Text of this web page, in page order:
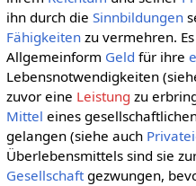
ihn durch die Sinnbildungen
Fähigkeitenzu vermehren.
Allgemeinform Geld für ihre
Lebensnotwendigkeiten
zuvor eine Leistung zu
Mittel eines
gelangen (siehe auch
Überlebensmittels sind sie
Gesellschaftgezwungen,